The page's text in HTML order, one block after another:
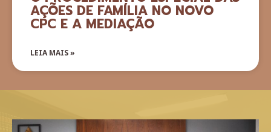
AÇÕES DE FAMÍLIA NO NOVO
CPC E A MEDIAÇÃO
LEIA MAIS »